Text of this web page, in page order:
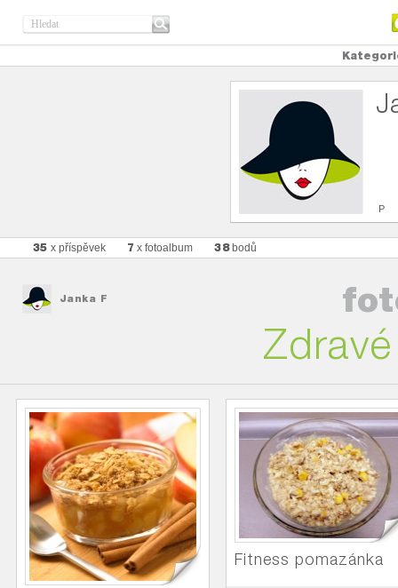
P
35 x příspěvek 7 x fotoalbum 38bodů
Janka F
Fitness pomazánka